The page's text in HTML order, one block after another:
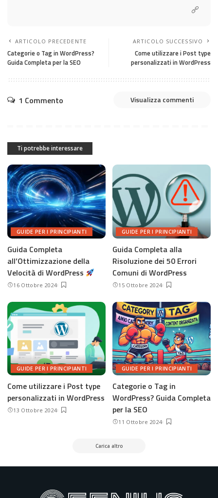
ARTICOLO PRECEDENTE
Categorie o Tag in WordPress?
Guida Completa per la SEO
ARTICOLO SUCCESSIVO
Come utilizzare i Post type
personalizzati in WordPress
1 Commento Visualizza commenti
Ti potrebbe interessare
GUIDE PER I PRINCIPIANTI
Guida Completa
all’Ottimizzazione della
Velocità di WordPress
16 Ottobre 2024
GUIDE PER I PRINCIPIANTI
Guida Completa alla
Risoluzione dei 50 Errori
Comuni di WordPress
15 Ottobre 2024
GUIDE PER I PRINCIPIANTI
Come utilizzare i Post type
personalizzati in WordPress
13 Ottobre 2024
GUIDE PER I PRINCIPIANTI
Categorie o Tag in
WordPress? Guida Completa
per la SEO
11 Ottobre 2024
Carica altro